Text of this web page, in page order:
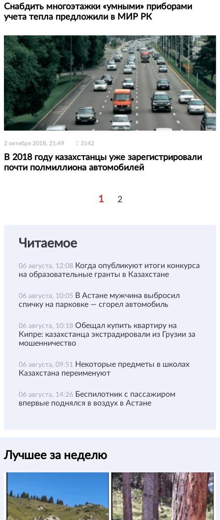
Снабдить многоэтажки «умными» приборами
учета тепла предложили в МИР РК
2 октября 2018, 21:49 3142
В 2018 году казахстанцы уже зарегистрировали
почти полмиллиона автомобилей
1 2
Читаемое
06 августа, 12:08 Когда опубликуют итоги конкурса
на образовательные гранты в Казахстане
06 августа, 10:05 В Астане мужчина выбросил
спичку на парковке — сгорел автомобиль
06 августа, 10:18 Обещал купить квартиру на
Кипре: казахстанца экстрадировали из Грузии за
мошенничество
06 августа, 09:51
Некоторые предметы в школах
Казахстана переименуют
06 августа, 14:26 Беспилотник с пассажиром
впервые поднялся в воздух в Астане
Лучшее за неделю